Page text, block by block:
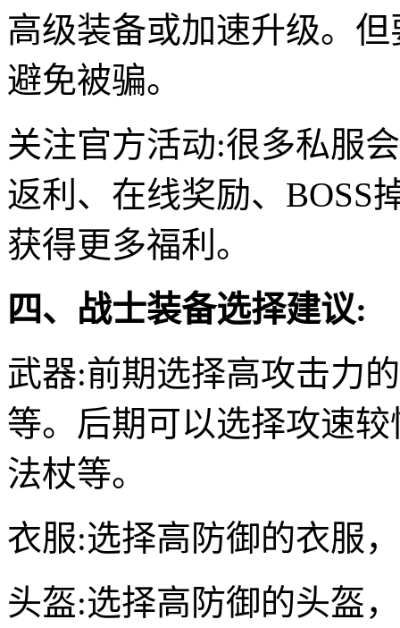
高级装备或加速升级。
避免被骗。
关注官方活动:很多私服
返利、在线奖励、BOSS
获得更多福利。
四、战士装备选择建议:
武器:前期选择高攻击力
等。后期可以选择攻速
法杖等。
衣服:选择高防御的衣服
头盔:选择高防御的头盔